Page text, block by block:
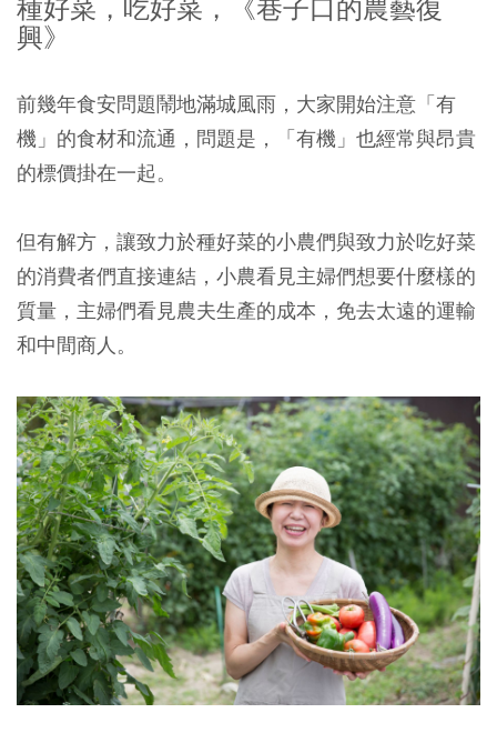
種好菜，吃好菜，《巷子口的農藝復
興》
前幾年食安問題鬧地滿城風雨，大家開始注意「有
機」的食材和流通，問題是，「有機」也經常與昂貴
的標價掛在一起。
但有解方，讓致力於種好菜的小農們與致力於吃好菜
的消費者們直接連結，小農看見主婦們想要什麼樣的
質量，主婦們看見農夫生產的成本，免去太遠的運輸
和中間商人。